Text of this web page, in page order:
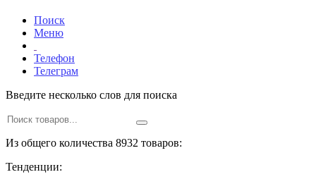
Поиск
Меню
Телефон
Телеграм
Введите несколько слов для поиска
Из общего количества 8932 товаров:
Тенденции: